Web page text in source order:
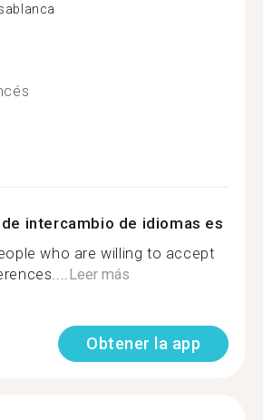
intercambio de idiomas es
who are willing to accept
Leer más
Obtener la app